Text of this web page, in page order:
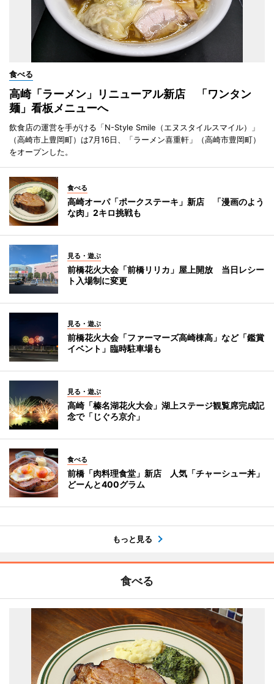
食べる
高崎「ラーメン」リニューアル新店 「ワンタン
麺」看板メニューへ
飲食店の運営を手がける「N-Style Smile（エヌスタイルスマイル）」
（高崎市上豊岡町）は7月16日、「ラーメン喜重軒」（高崎市豊岡町）
をオープンした。
食べる
高崎オーパ「ポークステーキ」新店 「漫画のよう
な肉」2キロ挑戦も
見る・遊ぶ
前橋花火大会「前橋リリカ」屋上開放 当日レシー
ト入場制に変更
見る・遊ぶ
前橋花火大会「ファーマーズ高崎棟高」など「鑑賞
イベント」臨時駐車場も
見る・遊ぶ
高崎「榛名湖花火大会」湖上ステージ観覧席完成記
念で「じぐろ京介」
食べる
前橋「肉料理食堂」新店 人気「チャーシュー丼」
どーんと400グラム
もっと見る
食べる